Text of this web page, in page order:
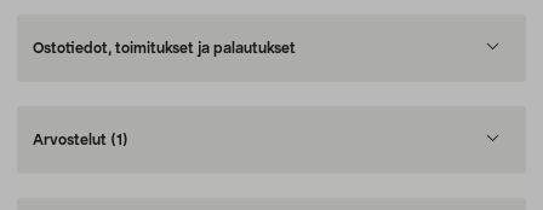
Ostotiedot, toimitukset ja palautukset
Arvostelut (1)